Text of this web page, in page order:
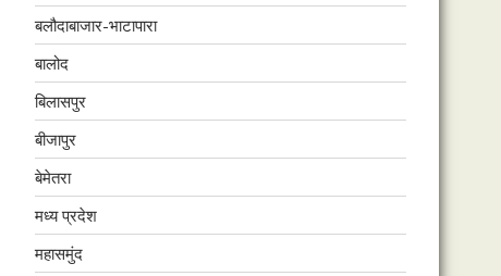
बलौदाबाजार-भाटापारा
बालोद
बिलासपुर
बीजापुर
बेमेतरा
मध्य प्रदेश
महासमुंद